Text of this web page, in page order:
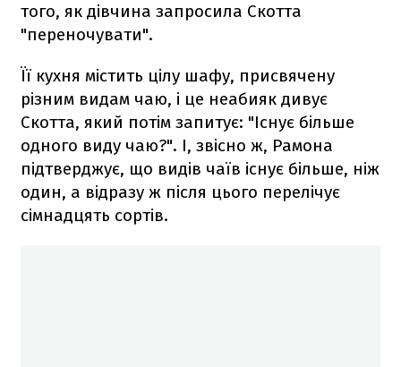
того, як дівчина запросила Скотта
"переночувати".
Її кухня містить цілу шафу, присвячену
різним видам чаю, і це неабияк дивує
Скотта, який потім запитує: "Існує більше
одного виду чаю?". І, звісно ж, Рамона
підтверджує, що видів чаїв існує більше, ніж
один, а відразу ж після цього перелічує
сімнадцять сортів.